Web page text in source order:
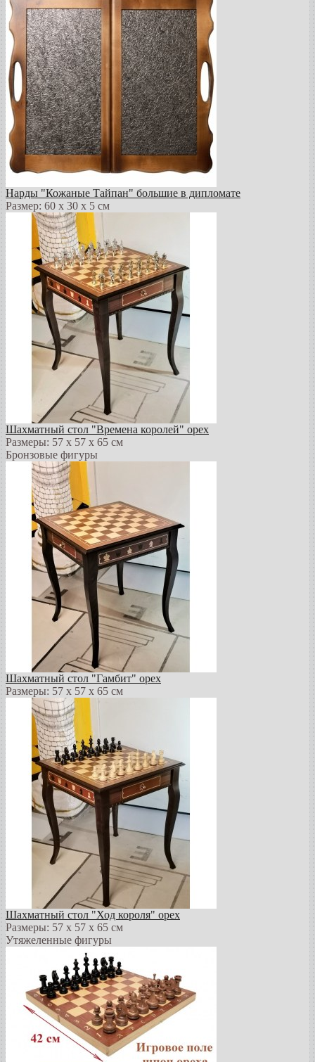
Нарды "Кожаные Тайпан" большие в дипломате
Размер: 60 х 30 х 5 см
Шахматный стол "Времена королей" орех
Размеры: 57 х 57 х 65 см
Бронзовые фигуры
Шахматный стол "Гамбит" орех
Размеры: 57 х 57 х 65 см
Шахматный стол "Ход короля" орех
Размеры: 57 х 57 х 65 см
Утяжеленные фигуры